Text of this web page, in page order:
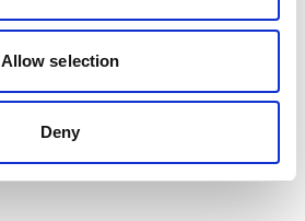
Allow selection
Deny